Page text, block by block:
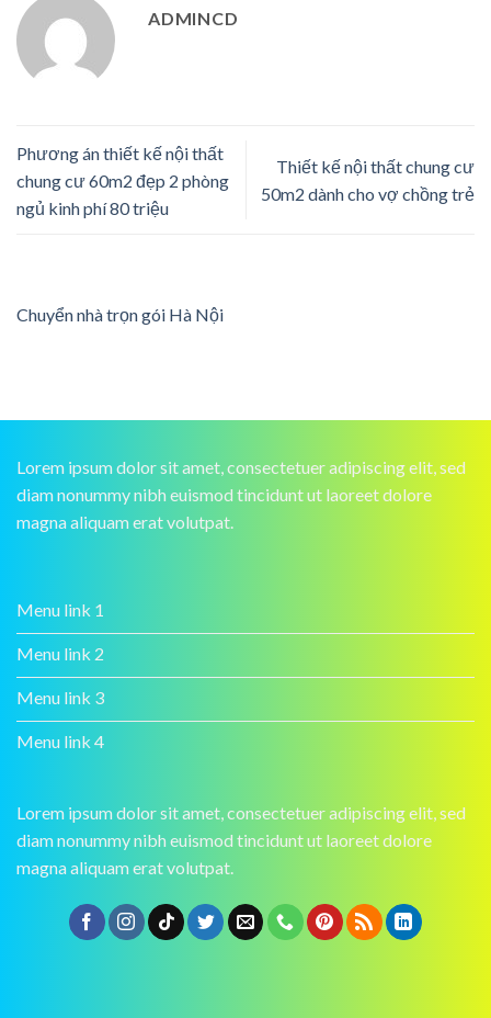
ADMINCD
Phương án thiết kế nội thất
chung cư 60m2 đẹp 2 phòng
ngủ kinh phí 80 triệu
Thiết kế nội thất chung cư
50m2 dành cho vợ chồng trẻ
Chuyển nhà trọn gói Hà Nội
Lorem ipsum dolor sit amet, consectetuer adipiscing elit, sed
diam nonummy nibh euismod tincidunt ut laoreet dolore
magna aliquam erat volutpat.
Menu link 1
Menu link 2
Menu link 3
Menu link 4
Lorem ipsum dolor sit amet, consectetuer adipiscing elit, sed
diam nonummy nibh euismod tincidunt ut laoreet dolore
magna aliquam erat volutpat.